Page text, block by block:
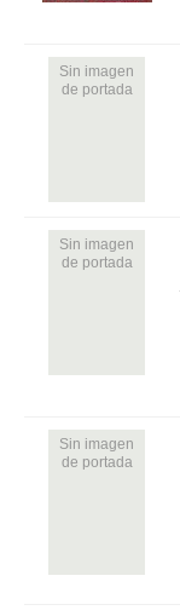
Sin imagen
de portada
Sin imagen
de portada
Sin imagen
de portada